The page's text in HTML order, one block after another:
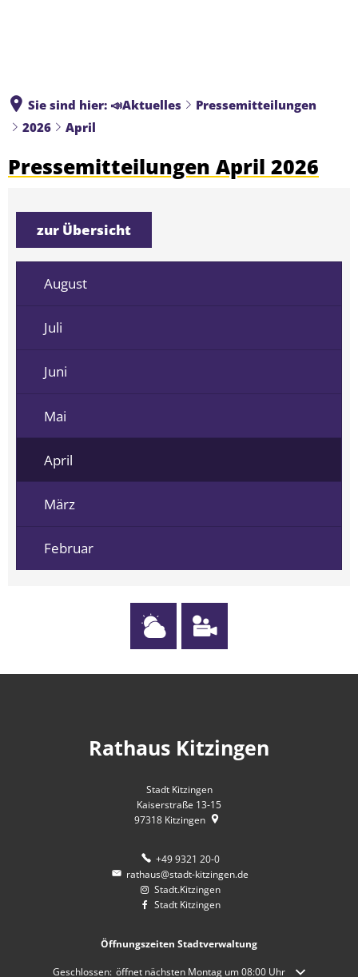
Sie sind hier: 📣Aktuelles
Pressemitteilungen
2026
April
Pressemitteilungen April 2026
zur Übersicht
August
Juli
Juni
Mai
April
März
Februar
Rathaus Kitzingen
Stadt Kitzingen
Kaiserstraße 13-15
97318 Kitzingen
+49 9321 20-0
rathaus@stadt-kitzingen.de
Stadt.Kitzingen
Stadt Kitzingen
Öffnungszeiten Stadtverwaltung
Klicken, um weitere Öffnungs- oder Schließzeiten auszublenden
Geschlossen: öffnet nächsten Montag um 08:00 Uhr